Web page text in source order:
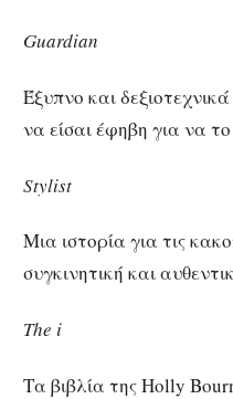
Guardian
Έξυπνο και
να είσαι έφηβη για να το
Stylist
Μια ιστορία για τις
συγκινητική και
The i
Τα βιβλία της Holly